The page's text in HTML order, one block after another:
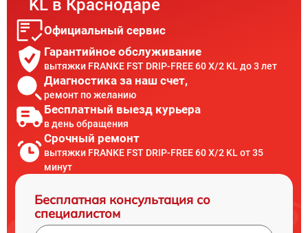
KL в Краснодаре
Официальный сервис
Гарантийное обслуживание
вытяжки FRANKE FST DRIP-FREE 60 X/2 KL до 3 лет
Диагностика за наш счет,
ремонт по желанию
Бесплатный выезд курьера
в день обращения
Срочный ремонт
вытяжки FRANKE FST DRIP-FREE 60 X/2 KL от 35
минут
Бесплатная консультация со
специалистом